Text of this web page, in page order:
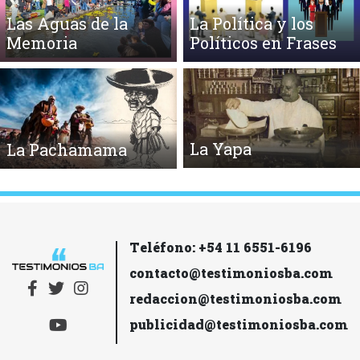
Las Aguas de la
Memoria
La Política y los
Políticos en Frases
La Pachamama La Yapa
Teléfono: +54 11 6551-6196
contacto@testimoniosba.com
redaccion@testimoniosba.com
publicidad@testimoniosba.com